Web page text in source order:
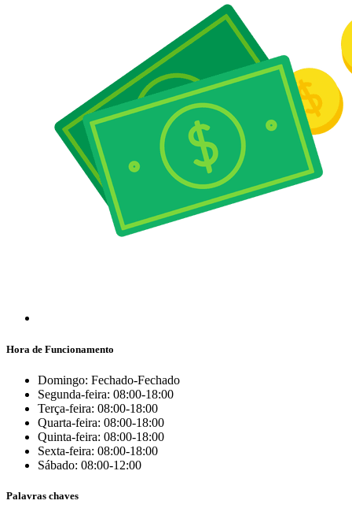
Hora de Funcionamento
Domingo: Fechado-Fechado
Segunda-feira: 08:00-18:00
Terça-feira: 08:00-18:00
Quarta-feira: 08:00-18:00
Quinta-feira: 08:00-18:00
Sexta-feira: 08:00-18:00
Sábado: 08:00-12:00
Palavras chaves